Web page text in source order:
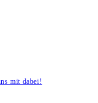
mit dabei!